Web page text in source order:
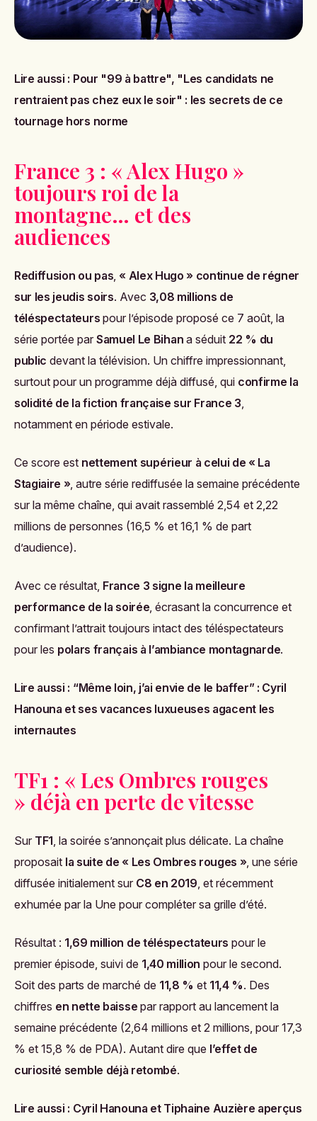
Lire aussi : Pour "99 à battre", "Les candidats ne
rentraient pas chez eux le soir" : les secrets de ce
tournage hors norme
France 3 : « Alex Hugo »
toujours roi de la
montagne… et des
audiences
Rediffusion ou pas, « Alex Hugo » continue de régner
sur les jeudis soirs. Avec 3,08 millions de
téléspectateurs pour l’épisode proposé ce 7 août, la
série portée par Samuel Le Bihan a séduit 22 % du
public devant la télévision. Un chiffre impressionnant,
surtout pour un programme déjà diffusé, qui confirme la
solidité de la fiction française sur France 3,
notamment en période estivale.
Ce score est nettement supérieur à celui de « La
Stagiaire », autre série rediffusée la semaine précédente
sur la même chaîne, qui avait rassemblé 2,54 et 2,22
millions de personnes (16,5 % et 16,1 % de part
d’audience).
Avec ce résultat, France 3 signe la meilleure
performance de la soirée, écrasant la concurrence et
confirmant l’attrait toujours intact des téléspectateurs
pour les polars français à l’ambiance montagnarde.
Lire aussi : “Même loin, j’ai envie de le baffer” : Cyril
Hanouna et ses vacances luxueuses agacent les
internautes
TF1 : « Les Ombres rouges
» déjà en perte de vitesse
Sur TF1, la soirée s’annonçait plus délicate. La chaîne
proposait la suite de « Les Ombres rouges », une série
diffusée initialement sur C8 en 2019, et récemment
exhumée par la Une pour compléter sa grille d’été.
Résultat : 1,69 million de téléspectateurs pour le
premier épisode, suivi de 1,40 million pour le second.
Soit des parts de marché de 11,8 % et 11,4 %. Des
chiffres en nette baisse par rapport au lancement la
semaine précédente (2,64 millions et 2 millions, pour 17,3
% et 15,8 % de PDA). Autant dire que l’effet de
curiosité semble déjà retombé.
Lire aussi : Cyril Hanouna et Tiphaine Auzière aperçus